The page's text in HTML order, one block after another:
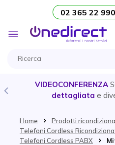
Salta al contenuto 02 365 22 990
Toggle
Nav
VIDEOCONFERENZA
dettagliata e
Home
Prodotti
Telefoni Cordless
Telefoni Cordless PABX